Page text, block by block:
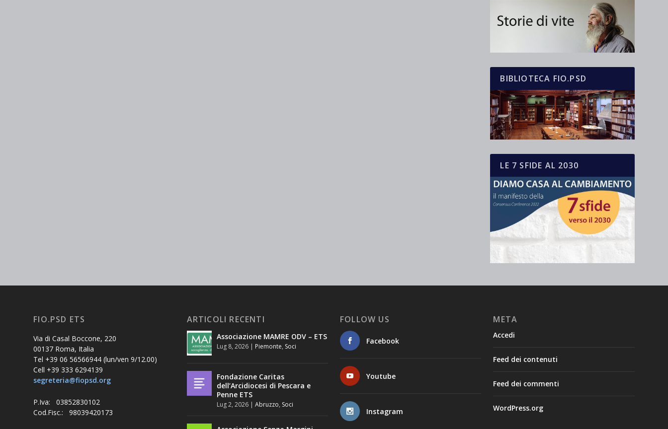
BIBLIOTECA FIO.PSD
LE 7 SFIDE AL 2030
FIO.PSD ETS
Via di Casal Boccone, 220
00137 Roma, Italia
Tel +39 06 56566944 (lun/ven 9/12.00)
Cell +39 333 6294139
segreteria@fiopsd.org
P.Iva: 03852830102
Cod.Fisc.: 98039420173
ARTICOLI RECENTI
Associazione MAMRE ODV – ETS
Lug 8, 2026| Piemonte, Soci
Fondazione Caritas
dell’Arcidiocesi di Pescara e
Penne ETS
Lug 2, 2026| Abruzzo, Soci
FOLLOW US
Facebook
Youtube
Instagram
META
Accedi
Feed dei contenuti
Feed dei commenti
WordPress.org